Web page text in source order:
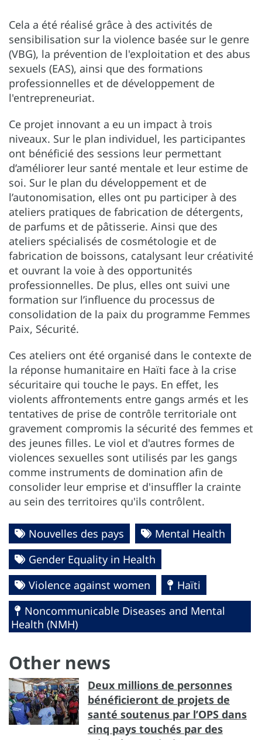
Cela a été réalisé grâce à des activités de
sensibilisation sur la violence basée sur le genre
(VBG), la prévention de l'exploitation et des abus
sexuels (EAS), ainsi que des formations
professionnelles et de développement de
l'entrepreneuriat.
Ce projet innovant a eu un impact à trois
niveaux. Sur le plan individuel, les participantes
ont bénéficié des sessions leur permettant
d’améliorer leur santé mentale et leur estime de
soi. Sur le plan du développement et de
l’autonomisation, elles ont pu participer à des
ateliers pratiques de fabrication de détergents,
de parfums et de pâtisserie. Ainsi que des
ateliers spécialisés de cosmétologie et de
fabrication de boissons, catalysant leur créativité
et ouvrant la voie à des opportunités
professionnelles. De plus, elles ont suivi une
formation sur l’influence du processus de
consolidation de la paix du programme Femmes
Paix, Sécurité.
Ces ateliers ont été organisé dans le contexte de
la réponse humanitaire en Haïti face à la crise
sécuritaire qui touche le pays. En effet, les
violents affrontements entre gangs armés et les
tentatives de prise de contrôle territoriale ont
gravement compromis la sécurité des femmes et
des jeunes filles. Le viol et d'autres formes de
violences sexuelles sont utilisés par les gangs
comme instruments de domination afin de
consolider leur emprise et d'insuffler la crainte
au sein des territoires qu'ils contrôlent.
Nouvelles des pays
Mental Health
Gender Equality in Health
Violence against women
Haïti
Noncommunicable Diseases and Mental
Health (NMH)
Other news
Deux millions de personnes
bénéficieront de projets de
santé soutenus par l’OPS dans
cinq pays touchés par des